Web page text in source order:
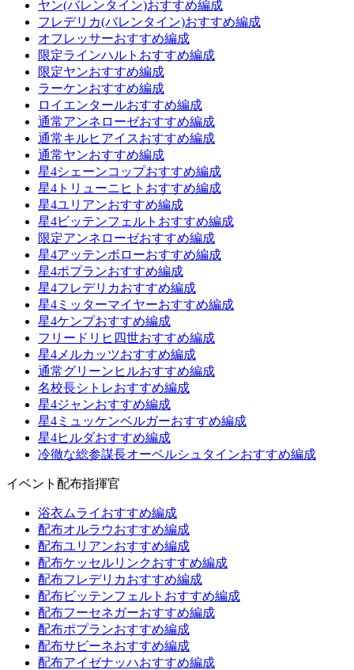
ヤン(バレンタイン)おすすめ編成
フレデリカ(バレンタイン)おすすめ編成
オフレッサーおすすめ編成
限定ラインハルトおすすめ編成
限定ヤンおすすめ編成
ラーケンおすすめ編成
ロイエンタールおすすめ編成
通常アンネローゼおすすめ編成
通常キルヒアイスおすすめ編成
通常ヤンおすすめ編成
星4シェーンコップおすすめ編成
星4トリューニヒトおすすめ編成
星4ユリアンおすすめ編成
星4ビッテンフェルトおすすめ編成
限定アンネローゼおすすめ編成
星4アッテンボローおすすめ編成
星4ポプランおすすめ編成
星4フレデリカおすすめ編成
星4ミッターマイヤーおすすめ編成
星4ケンプおすすめ編成
フリードリヒ四世おすすめ編成
星4メルカッツおすすめ編成
通常グリーンヒルおすすめ編成
名校長シトレおすすめ編成
星4ジャンおすすめ編成
星4ミュッケンベルガーおすすめ編成
星4ヒルダおすすめ編成
冷徹な総参謀長オーベルシュタインおすすめ編成
イベント配布指揮官
浴衣ムライおすすめ編成
配布オルラウおすすめ編成
配布ユリアンおすすめ編成
配布ケッセルリンクおすすめ編成
配布フレデリカおすすめ編成
配布ビッテンフェルトおすすめ編成
配布フーセネガーおすすめ編成
配布ポプランおすすめ編成
配布サビーネおすすめ編成
配布アイゼナッハおすすめ編成